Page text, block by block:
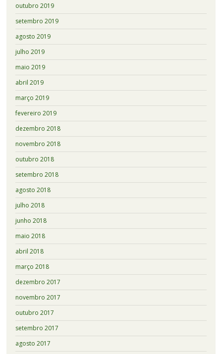
outubro 2019
setembro 2019
agosto 2019
julho 2019
maio 2019
abril 2019
março 2019
fevereiro 2019
dezembro 2018
novembro 2018
outubro 2018
setembro 2018
agosto 2018
julho 2018
junho 2018
maio 2018
abril 2018
março 2018
dezembro 2017
novembro 2017
outubro 2017
setembro 2017
agosto 2017